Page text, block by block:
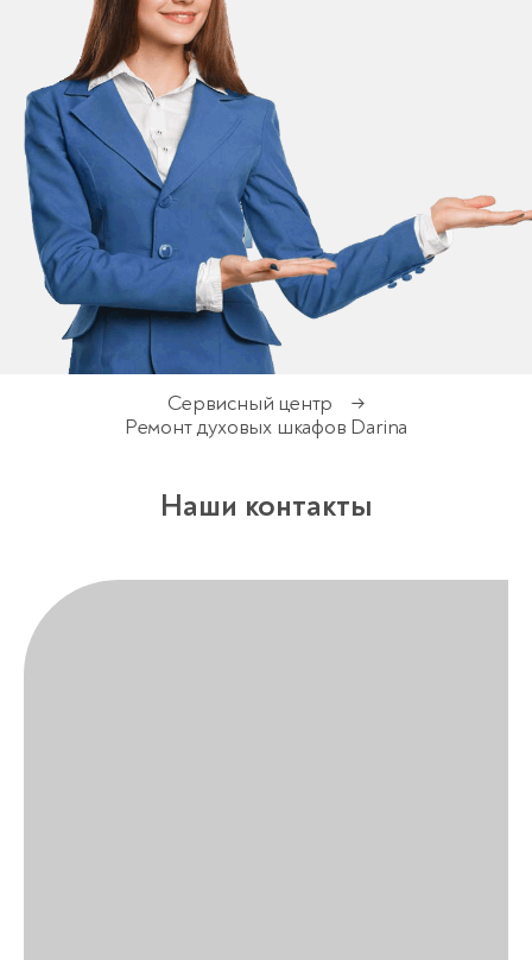
Сервисный центр
→
Ремонт духовых шкафов Darina
Наши контакты